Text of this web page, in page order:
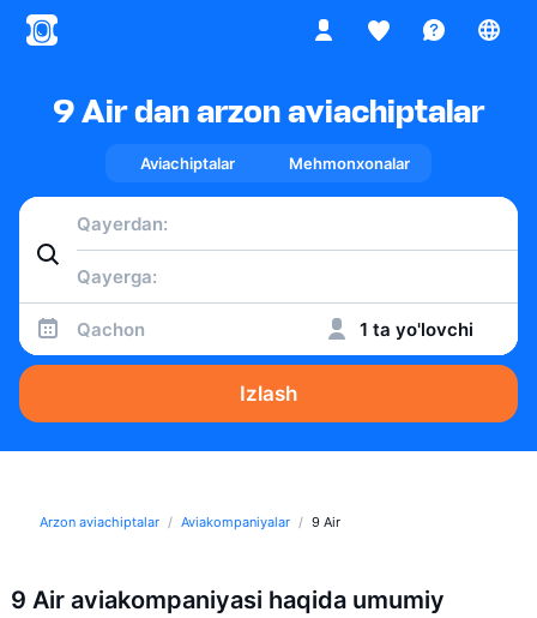
9 Air dan arzon aviachiptalar
Aviachiptalar Mehmonxonalar
Qachon 1 ta yo'lovchi
Izlash
Arzon aviachiptalar Aviakompaniyalar 9 Air
9 Air aviakompaniyasi haqida umumiy